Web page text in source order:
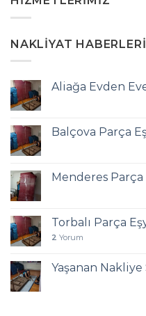
NAKLIYAT HABERLERI
Aliağa Evden
Balçova Parça
Menderes Parça
Torbalı Parça
2 Yorum
Yaşanan